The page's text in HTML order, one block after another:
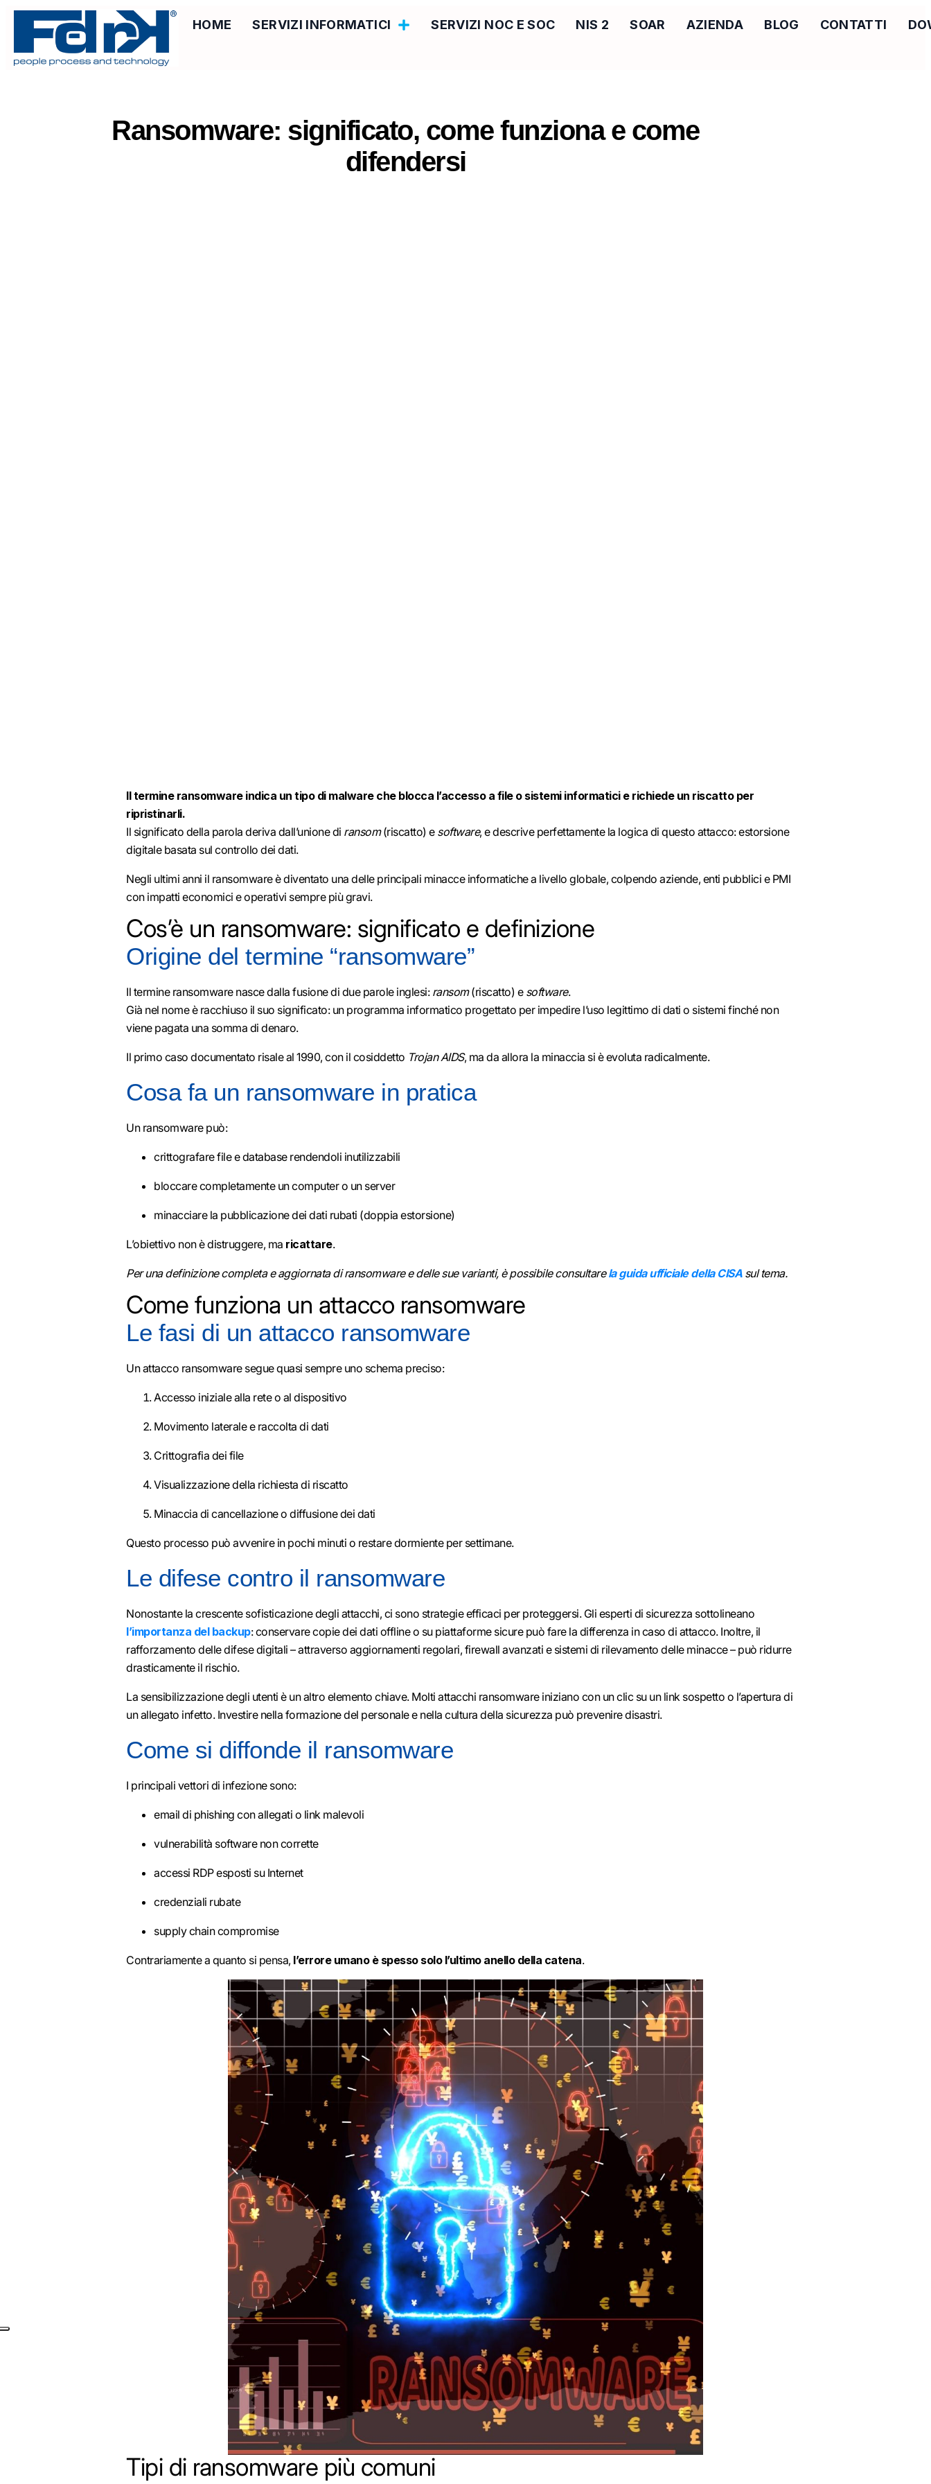
HOME SERVIZI INFORMATICI SERVIZI NOC E SOC NIS 2 SOAR AZIENDA BLOG CONTATTI
Ransomware: significato, come funziona e come
difendersi
Il termine ransomware indica un tipo di malware che blocca l’accesso a file o sistemi informatici e richiede un riscatto per
ripristinarli.
Il significato della parola deriva dall’unione di ransom(riscatto) e software, e descrive perfettamente la logica di questo attacco: estorsione
digitale basata sul controllo dei dati.
Negli ultimi anni il ransomware è diventato una delle principali minacce informatiche a livello globale, colpendo aziende, enti pubblici e PMI
con impatti economici e operativi sempre più gravi.
Cos’è un ransomware: significato e definizione
Origine del termine “ransomware”
Il termine ransomware nasce dalla fusione di due parole inglesi: ransom(riscatto) e software.
Già nel nome è racchiuso il suo significato: un programma informatico progettato per impedire l’uso legittimo di dati o sistemi finché non
viene pagata una somma di denaro.
Il primo caso documentato risale al 1990, con il cosiddetto Trojan AIDS, ma da allora la minaccia si è evoluta radicalmente.
Cosa fa un ransomware in pratica
Un ransomware può:
crittografare file e database rendendoli inutilizzabili
bloccare completamente un computer o un server
minacciare la pubblicazione dei dati rubati (doppia estorsione)
L’obiettivo non è distruggere, ma ricattare.
Per una definizione completa e aggiornata di ransomware e delle sue varianti, è possibile consultarela guida ufficiale della CISAsul tema.
Come funziona un attacco ransomware
Le fasi di un attacco ransomware
Un attacco ransomware segue quasi sempre uno schema preciso:
Accesso iniziale alla rete o al dispositivo
Movimento laterale e raccolta di dati
Crittografia dei file
Visualizzazione della richiesta di riscatto
Minaccia di cancellazione o diffusione dei dati
Questo processo può avvenire in pochi minuti o restare dormiente per settimane.
Le difese contro il ransomware
Nonostante la crescente sofisticazione degli attacchi, ci sono strategie efficaci per proteggersi. Gli esperti di sicurezza sottolineano
l’importanza del backup: conservare copie dei dati offline o su piattaforme sicure può fare la differenza in caso di attacco. Inoltre, il
rafforzamento delle difese digitali – attraverso aggiornamenti regolari, firewall avanzati e sistemi di rilevamento delle minacce – può ridurre
drasticamente il rischio.
La sensibilizzazione degli utenti è un altro elemento chiave. Molti attacchi ransomware iniziano con un clic su un link sospetto o l’apertura di
un allegato infetto. Investire nella formazione del personale e nella cultura della sicurezza può prevenire disastri.
Come si diffonde il ransomware
I principali vettori di infezione sono:
email di phishing con allegati o link malevoli
vulnerabilità software non corrette
accessi RDP esposti su Internet
credenziali rubate
supply chain compromise
Contrariamente a quanto si pensa, l’errore umano è spesso solo l’ultimo anello della catena.
Tipi di ransomware più comuni